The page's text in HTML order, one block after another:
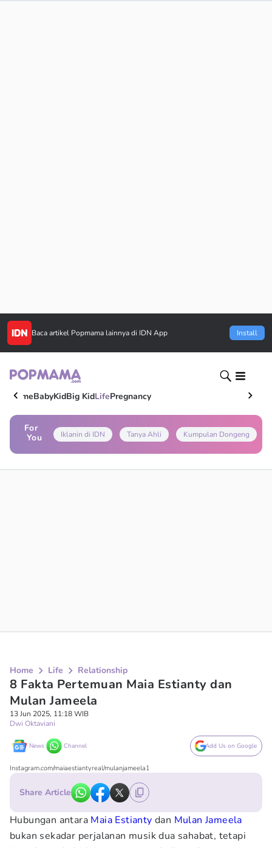
Baca artikel Popmama lainnya di IDN App Install
HomeBabyKidBig KidLifePregnancy
For
You
Iklanin di IDN Tanya Ahli Kumpulan Dongeng
Home Life Relationship
8 Fakta Pertemuan Maia Estianty dan
Mulan Jameela
13 Jun 2025, 11:18 WIB
Dwi Oktaviani
News Channel Add Us on Google
Instagram.com/maiaestiantyreal/mulanjameela1
Share Article
Hubungan antara Maia Estianty dan Mulan Jameela
bukan sekadar perjalanan musik dua sahabat, tetapi